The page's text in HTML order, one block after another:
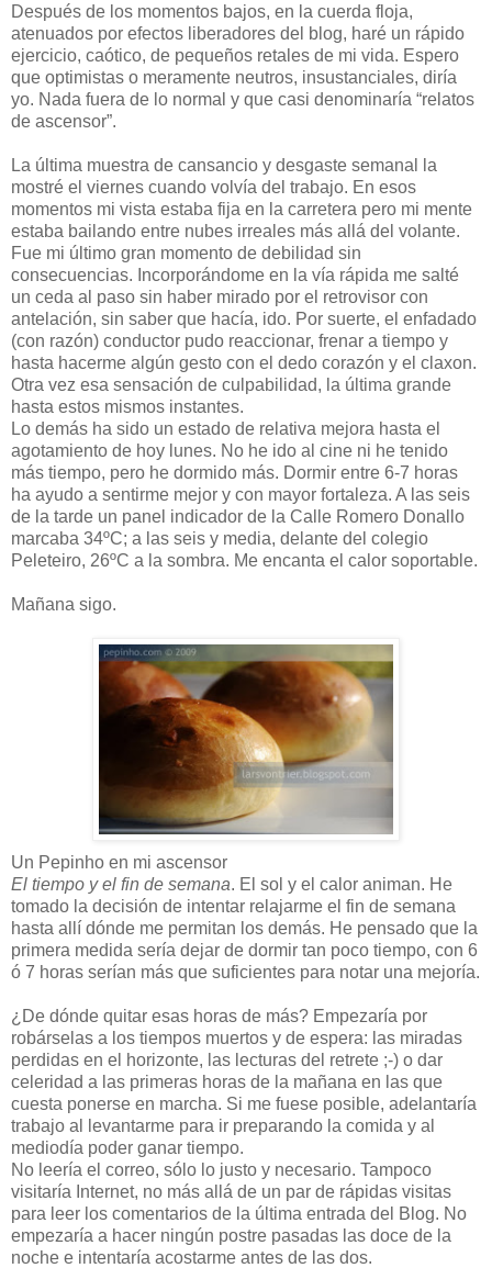
Después de los momentos bajos, en la cuerda floja,
atenuados por efectos liberadores del blog, haré un rápido
ejercicio, caótico, de pequeños retales de mi vida. Espero
que optimistas o meramente neutros, insustanciales, diría
yo. Nada fuera de lo normal y que casi denominaría “relatos
de ascensor”.
La última muestra de cansancio y desgaste semanal la
mostré el viernes cuando volvía del trabajo. En esos
momentos mi vista estaba fija en la carretera pero mi mente
estaba bailando entre nubes irreales más allá del volante.
Fue mi último gran momento de debilidad sin
consecuencias. Incorporándome en la vía rápida me salté
un ceda al paso sin haber mirado por el retrovisor con
antelación, sin saber que hacía, ido. Por suerte, el enfadado
(con razón) conductor pudo reaccionar, frenar a tiempo y
hasta hacerme algún gesto con el dedo corazón y el claxon.
Otra vez esa sensación de culpabilidad, la última grande
hasta estos mismos instantes.
Lo demás ha sido un estado de relativa mejora hasta el
agotamiento de hoy lunes. No he ido al cine ni he tenido
más tiempo, pero he dormido más. Dormir entre 6-7 horas
ha ayudo a sentirme mejor y con mayor fortaleza. A las seis
de la tarde un panel indicador de la Calle Romero Donallo
marcaba 34ºC; a las seis y media, delante del colegio
Peleteiro, 26ºC a la sombra. Me encanta el calor soportable.
Mañana sigo.
Un Pepinho en mi ascensor
El tiempo y el fin de semana. El sol y el calor animan. He
tomado la decisión de intentar relajarme el fin de semana
hasta allí dónde me permitan los demás. He pensado que la
primera medida sería dejar de dormir tan poco tiempo, con 6
ó 7 horas serían más que suficientes para notar una mejoría.
¿De dónde quitar esas horas de más? Empezaría por
robárselas a los tiempos muertos y de espera: las miradas
perdidas en el horizonte, las lecturas del retrete ;-) o dar
celeridad a las primeras horas de la mañana en las que
cuesta ponerse en marcha. Si me fuese posible, adelantaría
trabajo al levantarme para ir preparando la comida y al
mediodía poder ganar tiempo.
No leería el correo, sólo lo justo y necesario. Tampoco
visitaría Internet, no más allá de un par de rápidas visitas
para leer los comentarios de la última entrada del Blog. No
empezaría a hacer ningún postre pasadas las doce de la
noche e intentaría acostarme antes de las dos.